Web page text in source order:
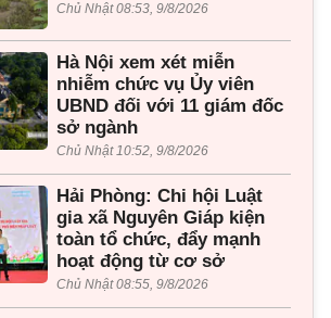
Chủ Nhật 08:53, 9/8/2026
Hà Nội xem xét miễn
nhiễm chức vụ Ủy viên
UBND đối với 11 giám đốc
sở ngành
Chủ Nhật 10:52, 9/8/2026
Hải Phòng: Chi hội Luật
gia xã Nguyên Giáp kiện
toàn tổ chức, đẩy mạnh
hoạt động từ cơ sở
Chủ Nhật 08:55, 9/8/2026